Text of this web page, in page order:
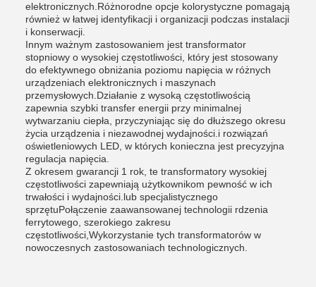
elektronicznych.Różnorodne opcje kolorystyczne pomagają
również w łatwej identyfikacji i organizacji podczas instalacji
i konserwacji.
Innym ważnym zastosowaniem jest transformator
stopniowy o wysokiej częstotliwości, który jest stosowany
do efektywnego obniżania poziomu napięcia w różnych
urządzeniach elektronicznych i maszynach
przemysłowych.Działanie z wysoką częstotliwością
zapewnia szybki transfer energii przy minimalnej
wytwarzaniu ciepła, przyczyniając się do dłuższego okresu
życia urządzenia i niezawodnej wydajności.i rozwiązań
oświetleniowych LED, w których konieczna jest precyzyjna
regulacja napięcia.
Z okresem gwarancji 1 rok, te transformatory wysokiej
częstotliwości zapewniają użytkownikom pewność w ich
trwałości i wydajności.lub specjalistycznego
sprzętuPołączenie zaawansowanej technologii rdzenia
ferrytowego, szerokiego zakresu
częstotliwości,Wykorzystanie tych transformatorów w
nowoczesnych zastosowaniach technologicznych.